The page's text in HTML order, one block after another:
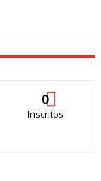
0
Inscritos